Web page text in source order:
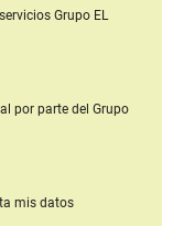
Grupo EL
por parte del Grupo
mis datos